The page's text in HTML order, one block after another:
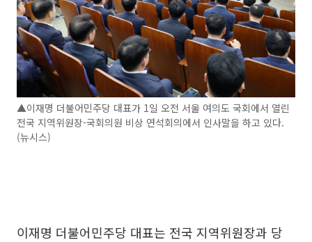
▲이재명 더불어민주당 대표가 1일 오전 서울 여의도 국회에서 열린
전국 지역위원장-국회의원 비상 연석회의에서 인사말을 하고 있다.
(뉴시스)
이재명 더불어민주당 대표는 전국 지역위원장과 당